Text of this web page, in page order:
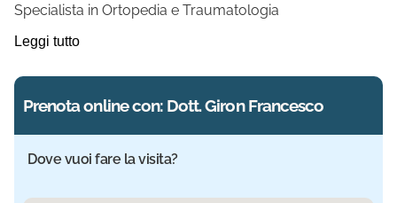
Specialista in Ortopedia e Traumatologia
Leggi tutto
Prenota online con: Dott. Giron Francesco
Dove vuoi fare la visita?